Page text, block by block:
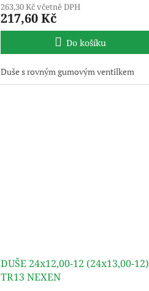
263,30 Kč včetně DPH
217,60 Kč
Do košíku
Duše s rovným gumovým ventilkem
DUŠE 24x12,00-12 (24x13,00-12)
TR13 NEXEN